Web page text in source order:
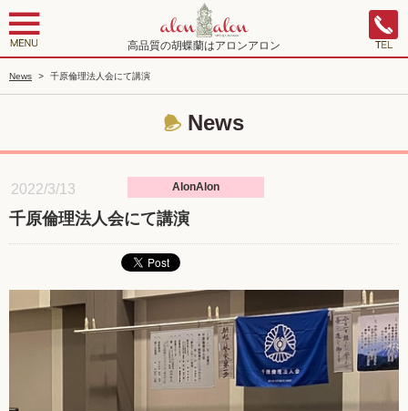
高品質の胡蝶蘭はアロンアロン
News > 千原倫理法人会にて講演
News
2022/3/13 AlonAlon
千原倫理法人会にて講演